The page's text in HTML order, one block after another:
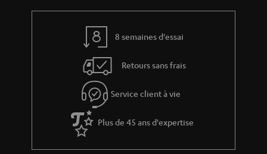
8 semaines d'essai
Retours sans frais
Service client à vie
Plus de 45 ans d'expertise